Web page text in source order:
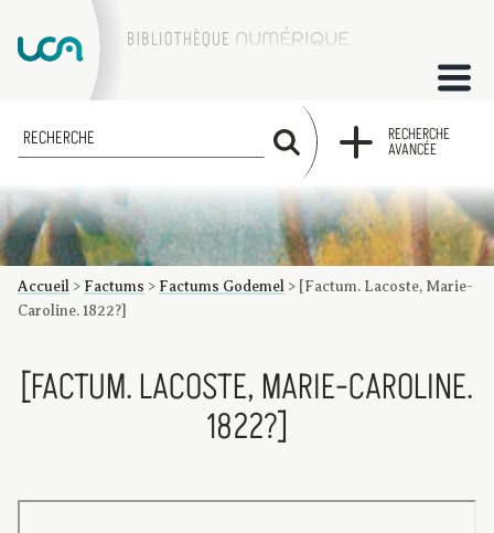
ACCUEIL
COLLECTIONS
FACTUMS
Les factums à la BU
Présentation du corpus de factums de la collection Marie
Bibliographie
Glossaire
Index de recherche
RECHERCHE
RECHERCHE
AVANCÉE
Accueil > Factums > Factums Godemel > [Factum. Lacoste, Marie-
Caroline. 1822?]
[FACTUM. LACOSTE, MARIE-CAROLINE.
1822?]